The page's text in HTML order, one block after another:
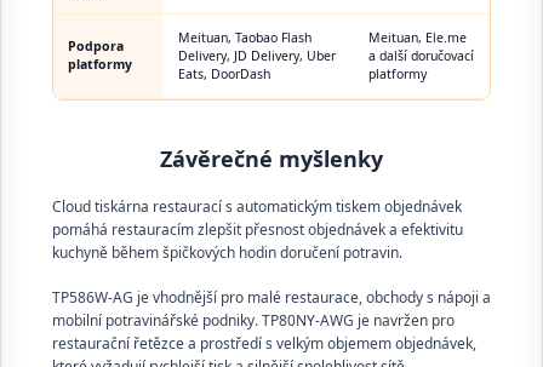
Podpora
platformy
Meituan, Taobao Flash
Delivery, JD Delivery, Uber
Eats, DoorDash
Meituan, Ele.me
a další doručovací
platformy
Závěrečné myšlenky
Cloud tiskárna restaurací s automatickým tiskem objednávek
pomáhá restauracím zlepšit přesnost objednávek a efektivitu
kuchyně během špičkových hodin doručení potravin.
TP586W-AG je vhodnější pro malé restaurace, obchody s nápoji a
mobilní potravinářské podniky. TP80NY-AWG je navržen pro
restaurační řetězce a prostředí s velkým objemem objednávek,